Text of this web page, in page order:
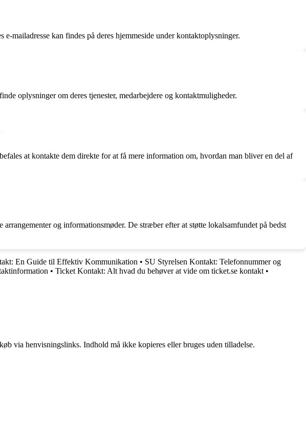
mailadresse kan findes på deres hjemmeside under kontaktoplysninger.
oplysninger om deres tjenester, medarbejdere og kontaktmuligheder.
at kontakte dem direkte for at få mere information om, hvordan man bliver en del af
og informationsmøder. De stræber efter at støtte lokalsamfundet på bedst
En Guide til Effektiv Kommunikation • SU Styrelsen Kontakt: Telefonnummer og
• Ticket Kontakt: Alt hvad du behøver at vide om ticket.se kontakt •
via henvisningslinks. Indhold må ikke kopieres eller bruges uden tilladelse.